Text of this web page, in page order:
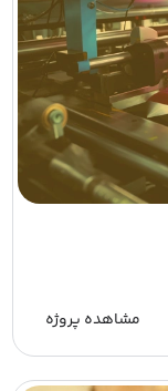
مشاهده پروژه